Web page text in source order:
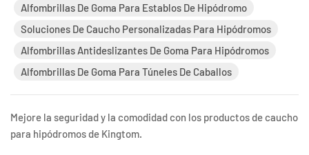
Alfombrillas De Goma Para Establos De Hipódromo
Soluciones De Caucho Personalizadas Para Hipódromos
Alfombrillas Antideslizantes De Goma Para Hipódromos
Alfombrillas De Goma Para Túneles De Caballos
Mejore la seguridad y la comodidad con los productos de caucho
para hipódromos de Kingtom.